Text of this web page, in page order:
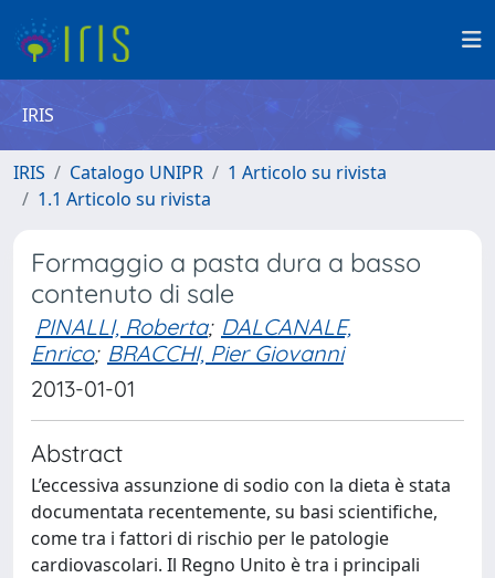
IRIS
IRIS Catalogo UNIPR
1 Articolo su rivista
1.1 Articolo su rivista
Formaggio a pasta dura a basso
contenuto di sale
PINALLI, Roberta; DALCANALE,
Enrico; BRACCHI, Pier Giovanni
2013-01-01
Abstract
L’eccessiva assunzione di sodio con la dieta è stata
documentata recentemente, su basi scientifiche,
come tra i fattori di rischio per le patologie
cardiovascolari. Il Regno Unito è tra i principali